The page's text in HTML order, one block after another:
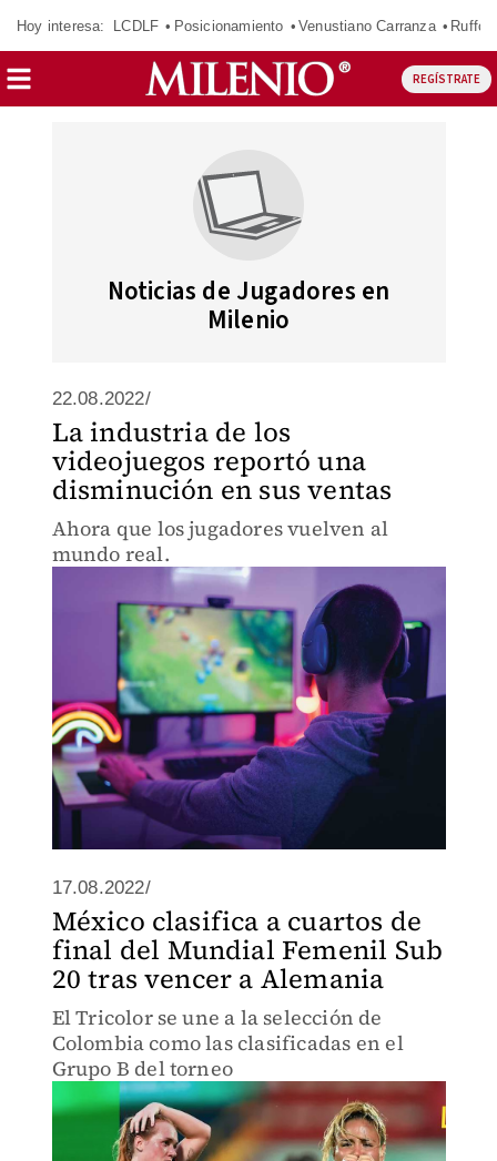
Hoy interesa: LCDLF Posicionamiento Venustiano Carranza Ruffo
REGÍSTRATE
Noticias de Jugadores en
Milenio
22.08.2022/
La industria de los
videojuegos reportó una
disminución en sus ventas
Ahora que los jugadores vuelven al
mundo real.
17.08.2022/
México clasifica a cuartos de
final del Mundial Femenil Sub
20 tras vencer a Alemania
El Tricolor se une a la selección de
Colombia como las clasificadas en el
Grupo B del torneo